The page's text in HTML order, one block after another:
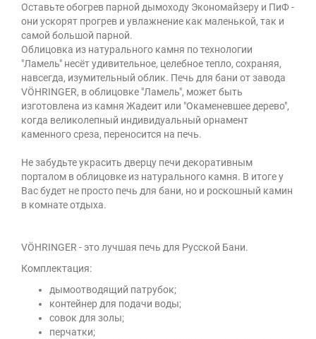
Оставьте обогрев парной дымоходу Экономайзеру и ПиФ -
они ускорят прогрев и увлажнение как маленькой, так и
самой большой парной.
Облицовка из натурального камня по технологии
"Ламель" несёт удивительное, целебное тепло, сохраняя,
навсегда, изумительный облик. Печь для бани от завода
VÖHRINGER, в облицовке "Ламель", может быть
изготовлена из камня Жадеит или "Окаменевшее дерево",
когда великолепный индивидуальный орнамент
каменного среза, переносится на печь.
Не забудьте украсить дверцу печи декоративным
порталом в облицовке из натурального камня. В итоге у
Вас будет не просто печь для бани, но и роскошный камин
в комнате отдыха.
VÖHRINGER - это лучшая печь для Русской Бани.
Комплектация:
дымоотводящий патрубок;
контейнер для подачи воды;
совок для золы;
перчатки;